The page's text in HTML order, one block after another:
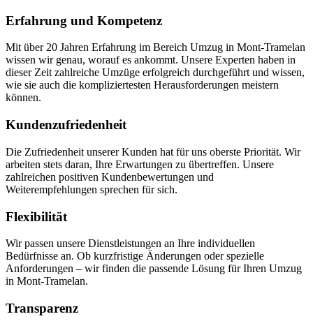
Erfahrung und Kompetenz
Mit über 20 Jahren Erfahrung im Bereich Umzug in Mont-Tramelan
wissen wir genau, worauf es ankommt. Unsere Experten haben in
dieser Zeit zahlreiche Umzüge erfolgreich durchgeführt und wissen,
wie sie auch die kompliziertesten Herausforderungen meistern
können.
Kundenzufriedenheit
Die Zufriedenheit unserer Kunden hat für uns oberste Priorität. Wir
arbeiten stets daran, Ihre Erwartungen zu übertreffen. Unsere
zahlreichen positiven Kundenbewertungen und
Weiterempfehlungen sprechen für sich.
Flexibilität
Wir passen unsere Dienstleistungen an Ihre individuellen
Bedürfnisse an. Ob kurzfristige Änderungen oder spezielle
Anforderungen – wir finden die passende Lösung für Ihren Umzug
in Mont-Tramelan.
Transparenz